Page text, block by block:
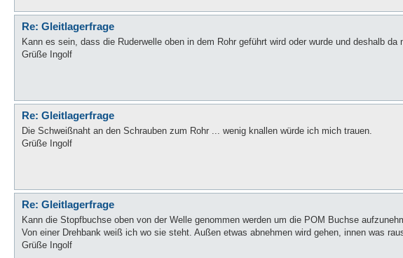
Re: Gleitlagerfrage
Kann es sein, dass die Ruderwelle oben in dem Rohr geführt wird oder wurde und deshalb
Grüße Ingolf
Re: Gleitlagerfrage
Die Schweißnaht an den Schrauben zum Rohr ... wenig knallen würde ich mich trauen.
Grüße Ingolf
Re: Gleitlagerfrage
Kann die Stopfbuchse oben von der Welle genommen werden um die POM Buchse
Von einer Drehbank weiß ich wo sie steht. Außen etwas abnehmen wird gehen, innen was
Grüße Ingolf